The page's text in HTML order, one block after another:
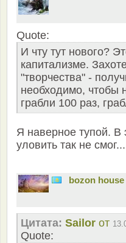
Quote:
И чту тут нового?
капитализме.
"творчества" -
необходимо, чтобы
грабли 100 раз,
Я наверное тупой. В
уловить так не смог...
bozon house
Цитата: Sailor от
Quote: